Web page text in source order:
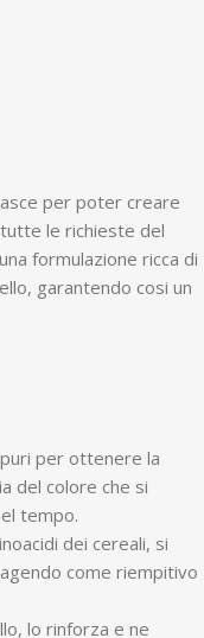
per poter creare
le richieste del
formulazione ricca di
garantendo cosi un
per ottenere la
del colore che si
tempo.
dei cereali, si
come riempitivo
lo rinforza e ne